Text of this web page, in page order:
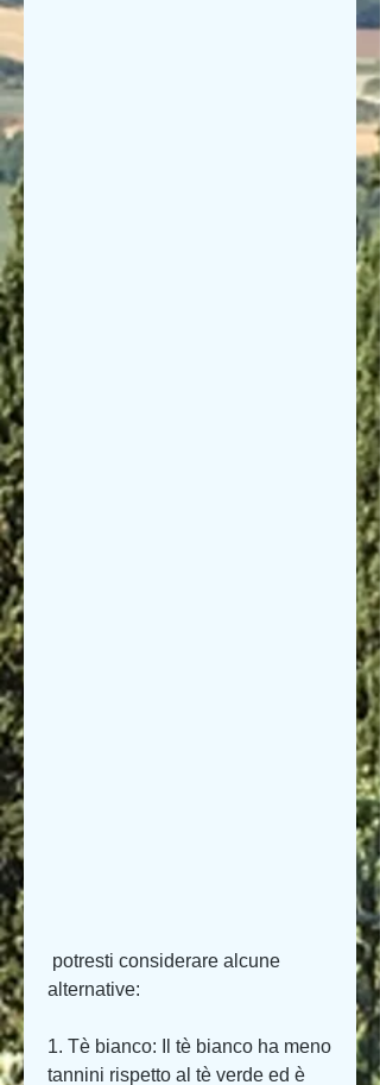
alternative:
1. Tè bianco: Il tè bianco ha meno
tannini rispetto al tè verde ed è